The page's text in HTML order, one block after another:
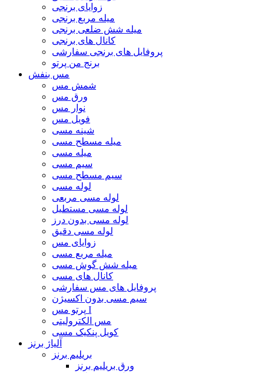
زوایای برنجی
میله مربع برنجی
میله شش ضلعی برنجی
کانال های برنجی
پروفایل های برنجی سفارشی
برنج من پرتو
مس بنفش
شمش مس
ورق مس
نوار مس
فویل مس
شینه مسی
میله مسطح مسی
میله مسی
سیم مسی
سیم مسطح مسی
لوله مسی
لوله مسی مربعی
لوله مسی مستطیل
لوله مسی بدون درز
لوله مسی دقیق
زوایای مس
میله مربع مسی
میله شش گوش مسی
کانال های مسی
پروفایل های مس سفارشی
سیم مسی بدون اکسیژن
پرتو مس I
مس الکترولیتی
کویل پنکیک مسی
آلیاژ برنز
بریلیم برنز
ورق بریلیم برنز